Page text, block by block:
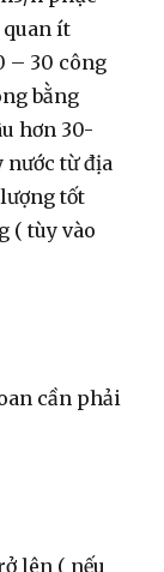
quan ít
– 30 công
bằng
hơn 30-
từ địa
tốt
( tùy vào
cần phải
lên ( nếu